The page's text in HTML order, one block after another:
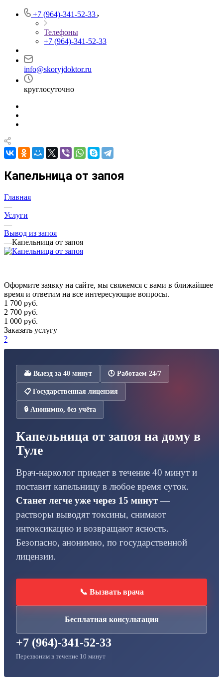
+7 (964)-341-52-33
Телефоны
+7 (964)-341-52-33
info@skoryjdoktor.ru
круглосуточно
Капельница от запоя
Главная
—
Услуги
—
Вывод из запоя
—Капельница от запоя
Оформите заявку на сайте, мы свяжемся с вами в ближайшее
время и ответим на все интересующие вопросы.
1 700 руб.
2 700 руб.
1 000 руб.
Заказать услугу
?
🚑 Выезд за 40 минут 🕒 Работаем 24/7
📋 Государственная лицензия
🔒 Анонимно, без учёта
Капельница от запоя на дому в
Туле
Врач-нарколог приедет в течение 40 минут и
поставит капельницу в любое время суток.
Станет легче уже через 15 минут —
растворы выводят токсины, снимают
интоксикацию и возвращают ясность.
Безопасно, анонимно, по государственной
лицензии.
📞 Вызвать врача
Бесплатная консультация
+7 (964)-341-52-33
Перезвоним в течение 10 минут